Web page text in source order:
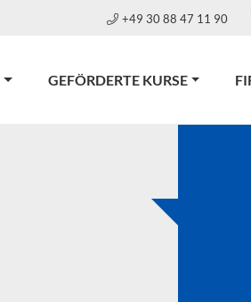
+49 30 88 47 11 90
GEFÖRDERTE KURSE